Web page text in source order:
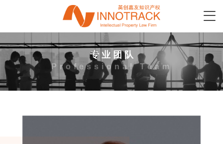
专 业 团 队
Professional Team